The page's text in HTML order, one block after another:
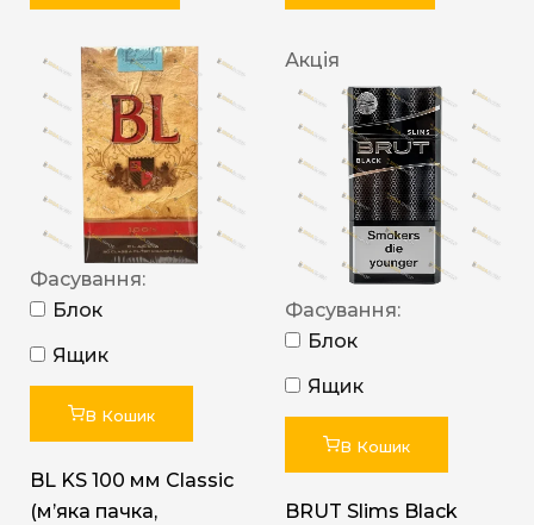
Фасування:
Блок
Ящик
В Кошик
BL KS 100 мм Classic
(м’яка пачка,
Акція
Фасування:
Блок
Ящик
В Кошик
BRUT Slims Black